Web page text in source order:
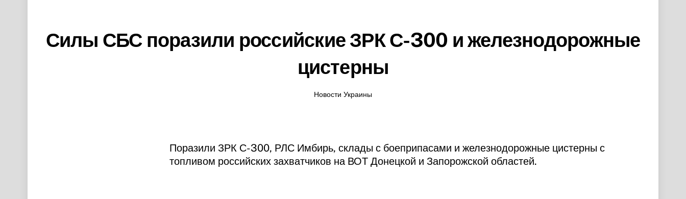
Силы СБС поразили российские ЗРК С-300 и железнодорожные
цистерны
Новости Украины
Поразили ЗРК С-300, РЛС Имбирь, склады с боеприпасами и железнодорожные цистерны с
топливом российских захватчиков на ВОТ Донецкой и Запорожской областей.